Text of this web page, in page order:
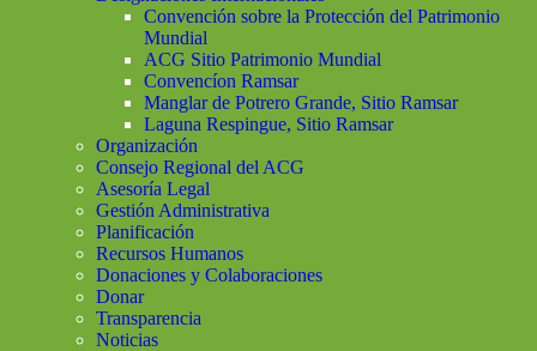
Convención sobre la Protección del Patrimonio
Mundial
ACG Sitio Patrimonio Mundial
Convencíon Ramsar
Manglar de Potrero Grande, Sitio Ramsar
Laguna Respingue, Sitio Ramsar
Organización
Consejo Regional del ACG
Asesoría Legal
Gestión Administrativa
Planificación
Recursos Humanos
Donaciones y Colaboraciones
Donar
Transparencia
Noticias